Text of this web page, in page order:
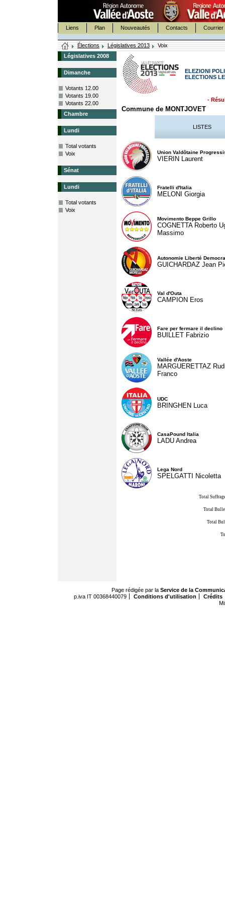
Liens Plan Nouveautés Contacts Courrier
Élections Législatives 2013
Voix
Législatives 2008
Dimanche
Votants 12.00
Votants 19.00
Votants 22.00
Chambre
Lundi
Total votants
Voix
Sénat
Lundi
Total votants
Voix
ELEZIONI
ELECTIONS
-
Commune de MONTJOVET
LISTES
Union Valdôtaine
VIERIN Laurent
Fratelli d'Italia
MELONI Giorgia
Movimento Beppe Grillo
COGNETTA Roberto
Massimo
Autonomie Liberté
GUICHARDAZ Jean
Val d'Outa
CAMPION Eros
Fare per fermare il declino
BUILLET Fabrizio
Vallée d'Aoste
MARGUERETTAZ
Franco
UDC
BRINGHEN Luca
CasaPound Italia
LADU Andrea
Lega Nord
SPELGATTI Nicoletta
Total
Total
Total
Page rédigée par la Service de la
p.iva IT 00368440079
Conditions d'utilisation
Crédits